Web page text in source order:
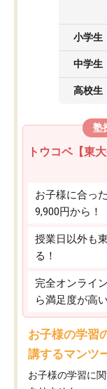
小学生
中学生
高校生
塾
トウコベ【東
お子様に合っ
9,900円から！
授業日以外も
る！
完全オンライ
ら満足度が高い
お子様の学習
講するマンツ
お子様の学習に